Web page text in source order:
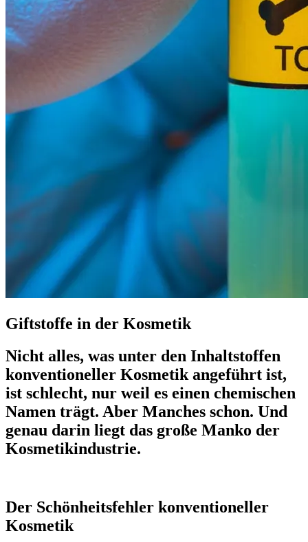
Giftstoffe in der Kosmetik
Nicht alles, was unter den Inhaltstoffen
konventioneller Kosmetik angeführt ist,
ist schlecht, nur weil es einen chemischen
Namen trägt. Aber Manches schon. Und
genau darin liegt das große Manko der
Kosmetikindustrie.
Der Schönheitsfehler konventioneller
Kosmetik